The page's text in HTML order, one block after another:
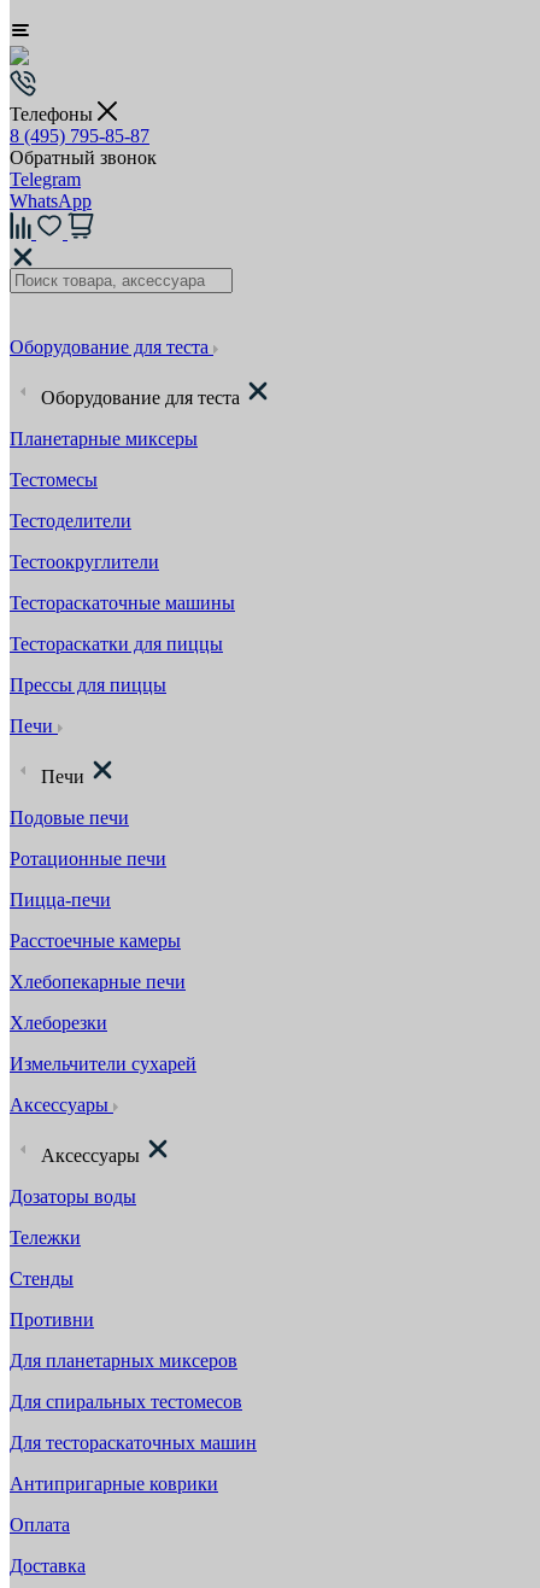
Телефоны
8 (495) 795-85-87
Обратный звонок
Telegram
WhatsApp
Оборудование для теста
Оборудование для теста
Планетарные миксеры
Тестомесы
Тестоделители
Тестоокруглители
Тестораскаточные машины
Тестораскатки для пиццы
Прессы для пиццы
Печи
Печи
Подовые печи
Ротационные печи
Пицца-печи
Расстоечные камеры
Хлебопекарные печи
Хлеборезки
Измельчители сухарей
Аксессуары
Аксессуары
Дозаторы воды
Тележки
Стенды
Противни
Для планетарных миксеров
Для спиральных тестомесов
Для тестораскаточных машин
Антипригарные коврики
Оплата
Доставка